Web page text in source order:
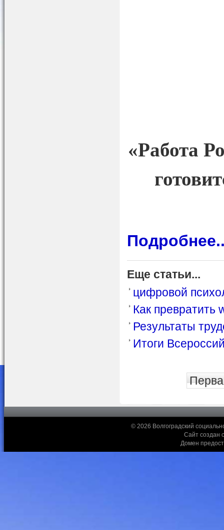
«Работа
Еще статьи...
цифровой
Как превратить
Результаты
Итоги
© 2026 Волгоградский
Сайт создан
Домен